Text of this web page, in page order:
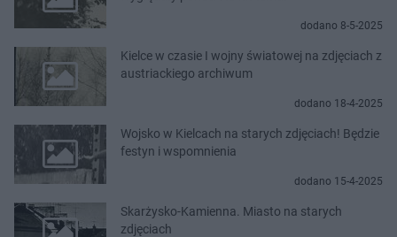
dodano 8-5-2025
Kielce w czasie I wojny światowej na zdjęciach z
austriackiego archiwum
dodano 18-4-2025
Wojsko w Kielcach na starych zdjęciach! Będzie
festyn i wspomnienia
dodano 15-4-2025
Skarżysko-Kamienna. Miasto na starych
zdjęciach